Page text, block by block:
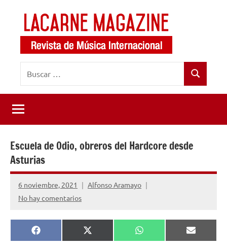
contenido
LaCarne
Magazine
de
música
internacional
Buscar
Escuela de Odio, obreros del Hardcore desde
Asturias
6 noviembre, 2021
Alfonso Aramayo
No hay comentarios
Compartir
en
Facebook
Compartir
en
X
(Twitter)
Compartir
en
WhatsApp
en
Email